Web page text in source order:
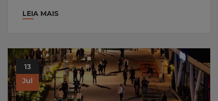
LEIA MAIS
13
Jul